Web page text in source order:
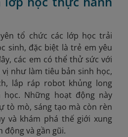
tổ chức các lớp học trải
sinh, đặc biệt là trẻ em yêu
các em có thể thử sức với
như làm tiêu bản sinh học,
lắp ráp robot khủng long
học. Những hoạt động này
tò mò, sáng tạo mà còn rèn
và khám phá thế giới xung
động và gần gũi.